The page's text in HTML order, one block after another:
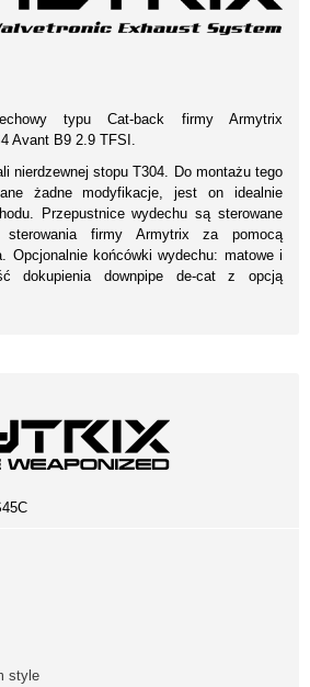
typu Cat-back firmy Armytrix
Avant B9 2.9 TFSI.
nierdzewnej stopu T304. Do montażu tego
żadne modyfikacje, jest on idealnie
Przepustnice wydechu są sterowane
firmy Armytrix za pomocą
Opcjonalnie końcówki wydechu: matowe i
dokupienia downpipe de-cat z opcją
style